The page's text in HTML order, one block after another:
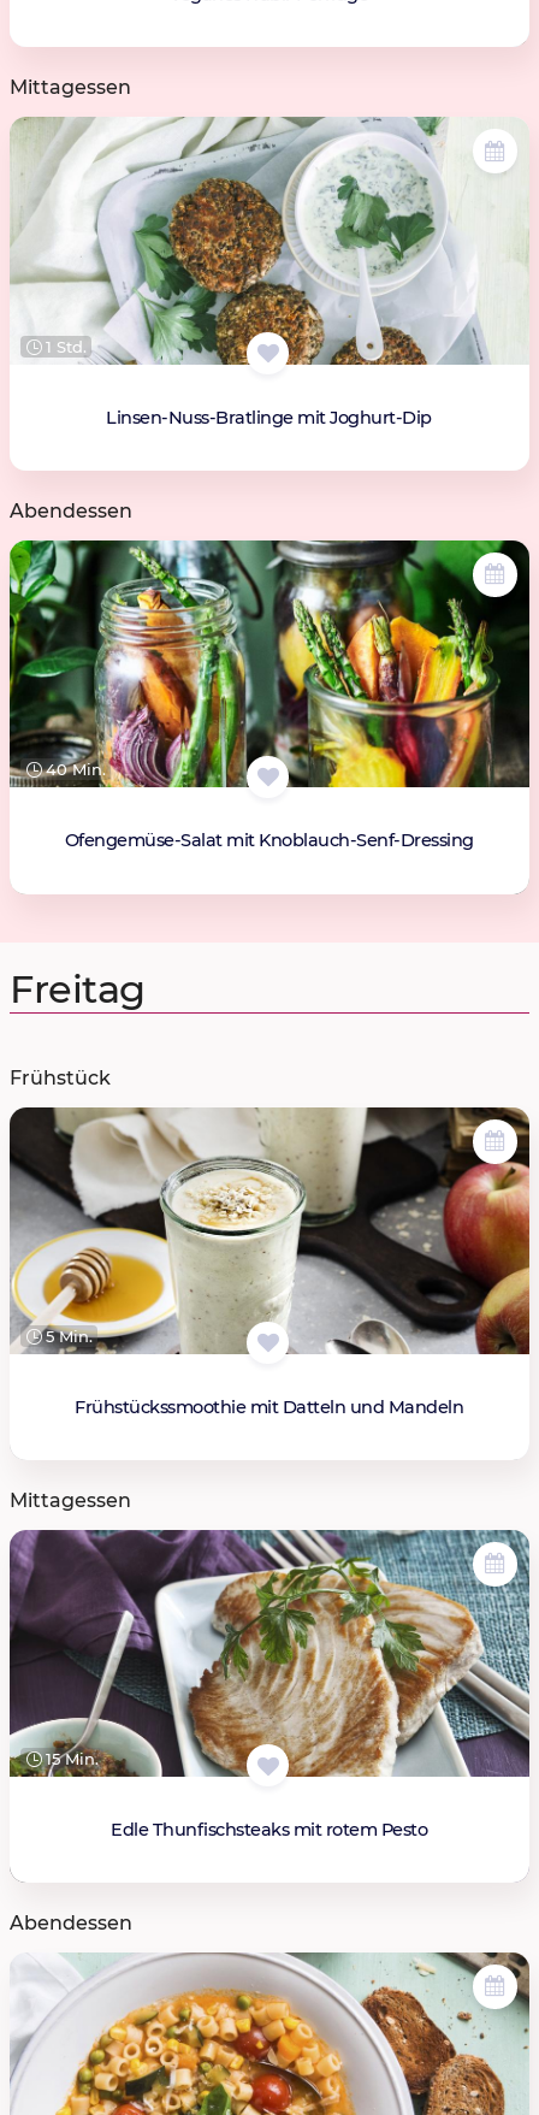
Mittagessen
1 Std.
Linsen-Nuss-Bratlinge mit Joghurt-Dip
Abendessen
40 Min.
Ofengemüse-Salat mit Knoblauch-Senf-Dressing
Freitag
Frühstück
5 Min.
Frühstückssmoothie mit Datteln und Mandeln
Mittagessen
15 Min.
Edle Thunfischsteaks mit rotem Pesto
Abendessen